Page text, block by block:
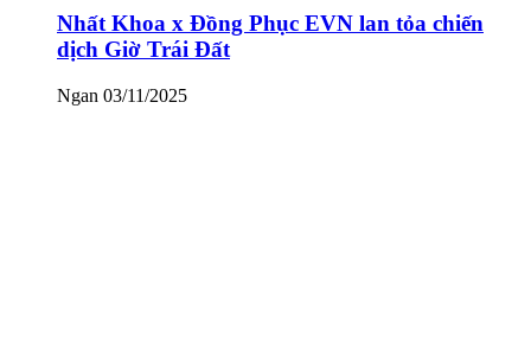
Nhất Khoa x Đồng Phục EVN lan tỏa chiến
dịch Giờ Trái Đất
Ngan 03/11/2025